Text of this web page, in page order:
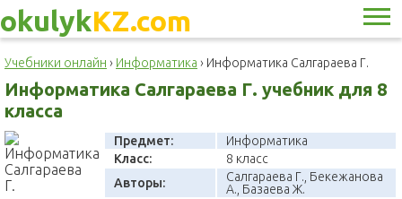
okulykKZ.com
Учебники онлайн › Информатика › Информатика Салгараева Г.
Информатика Салгараева Г. учебник для 8
класса
Предмет:
Информатика
Класс:
8 класс
Авторы:
Салгараева Г., Бекежанова
А., Базаева Ж.